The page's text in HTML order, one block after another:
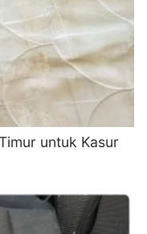
untuk Kasur